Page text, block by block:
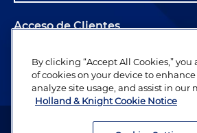
Acceso de Clientes
Alumnos
Abogado publicitario. © 1996– 2026 Holland
By clicking “Accept All Cookies,”
of cookies on your device to
analyze site usage, and assist in our
Holland & Knight Cookie Notice